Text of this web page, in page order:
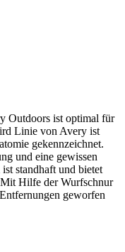
Outdoors ist optimal für
Linie von Avery ist
gekennzeichnet.
und eine gewissen
standhaft und bietet
Hilfe der Wurfschnur
geworfen